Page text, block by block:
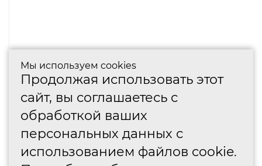
Мы используем cookies
Продолжая использовать этот
сайт, вы соглашаетесь с
обработкой ваших
персональных данных с
использованием файлов cookie.